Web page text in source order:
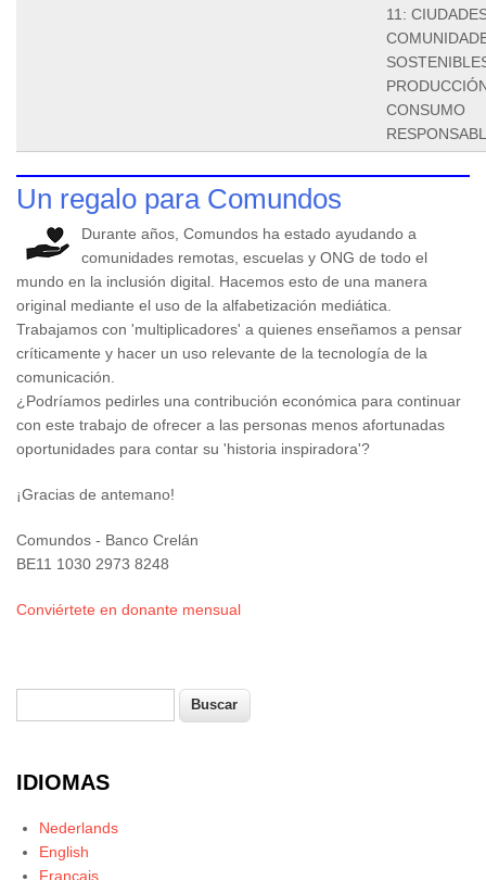
11:
CONSUMO
Un regalo para Comundos
Durante años, Comundos ha estado ayudando a
comunidades remotas, escuelas y ONG de todo el
mundo en la inclusión digital. Hacemos esto de una manera
original mediante el uso de la alfabetización mediática.
Trabajamos con 'multiplicadores' a quienes enseñamos a pensar
críticamente y hacer un uso relevante de la tecnología de la
comunicación.
¿Podríamos pedirles una contribución económica para continuar
con este trabajo de ofrecer a las personas menos afortunadas
oportunidades para contar su 'historia inspiradora'?
¡Gracias de antemano!
Comundos - Banco Crelán
BE11 1030 2973 8248
Conviértete en donante mensual
Formulario de búsqueda
IDIOMAS
Nederlands
English
Français